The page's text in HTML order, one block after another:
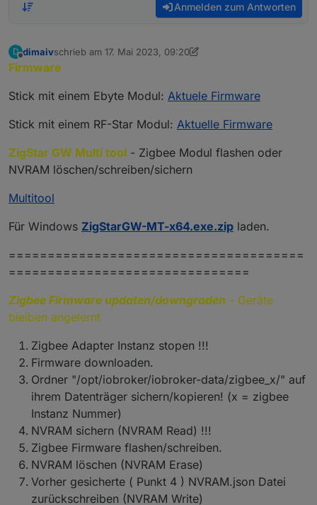
Anmelden zum Antworten
D dimaivschrieb am 17. Mai 2023, 09:20
zuletzt editiert von dimaiv5. Nov. 2024, 19:28
Firmware
Stick mit einem Ebyte Modul: Aktuele Firmware
Stick mit einem RF-Star Modul: Aktuelle Firmware
ZigStar GW Multi tool - Zigbee Modul flashen oder
NVRAM löschen/schreiben/sichern
Multitool
Für Windows ZigStarGW-MT-x64.exe.zip laden.
======================================
===============================
Zigbee Firmware updaten/downgraden - Geräte
bleiben angelernt
Zigbee Adapter Instanz stopen !!!
Firmware downloaden.
Ordner "/opt/iobroker/iobroker-data/zigbee_x/" auf
ihrem Datenträger sichern/kopieren! (x = zigbee
Instanz Nummer)
NVRAM sichern (NVRAM Read) !!!
Zigbee Firmware flashen/schreiben.
NVRAM löschen (NVRAM Erase)
Vorher gesicherte ( Punkt 4 ) NVRAM.json Datei
zurückschreiben (NVRAM Write)